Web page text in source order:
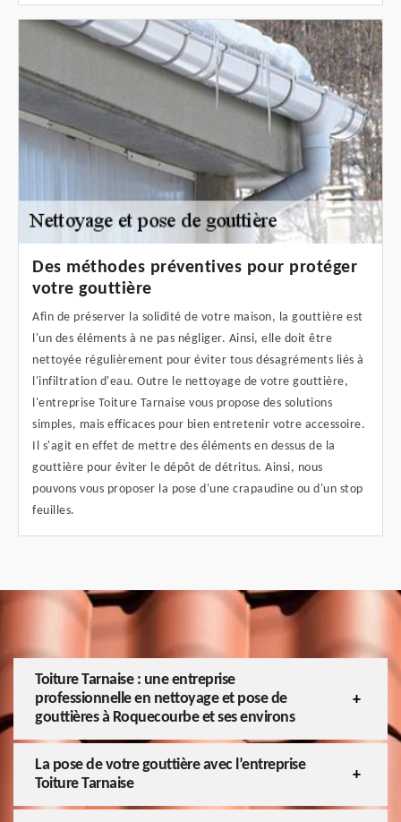
Des méthodes préventives pour protéger
votre gouttière
Afin de préserver la solidité de votre maison, la gouttière est
l'un des éléments à ne pas négliger. Ainsi, elle doit être
nettoyée régulièrement pour éviter tous désagréments liés à
l'infiltration d'eau. Outre le nettoyage de votre gouttière,
l'entreprise Toiture Tarnaise vous propose des solutions
simples, mais efficaces pour bien entretenir votre accessoire.
Il s'agit en effet de mettre des éléments en dessus de la
gouttière pour éviter le dépôt de détritus. Ainsi, nous
pouvons vous proposer la pose d'une crapaudine ou d'un stop
feuilles.
Toiture Tarnaise : une entreprise
professionnelle en nettoyage et pose de
gouttières à Roquecourbe et ses environs
La pose de votre gouttière avec l’entreprise
Toiture Tarnaise